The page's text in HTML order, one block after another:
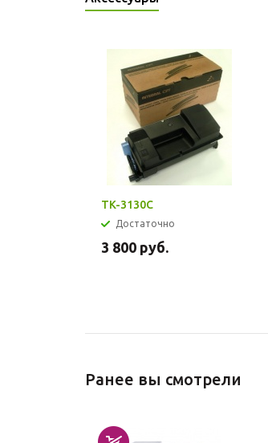
TK-3130C
Достаточно
3 800 руб.
Ранее вы смотрели